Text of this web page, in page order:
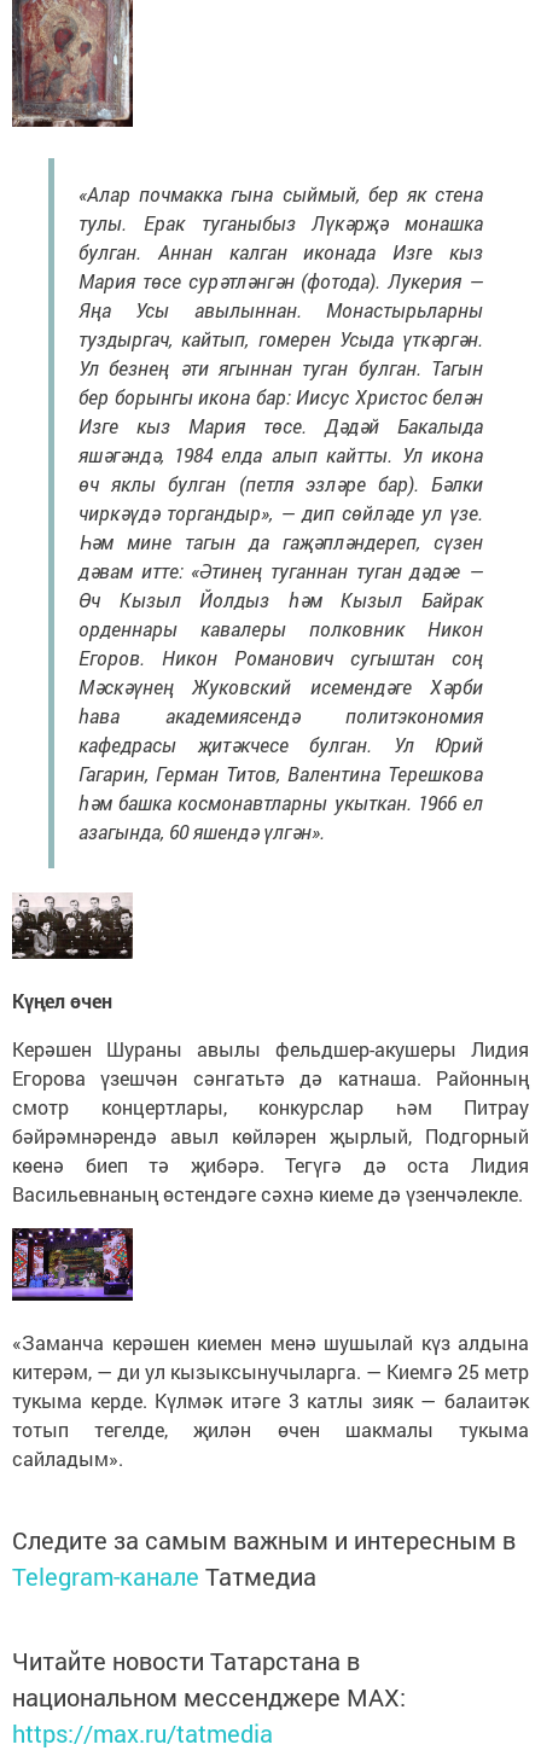
«Алар почмакка гына сыймый, бер як стена
тулы. Ерак туганыбыз Лүкәрҗә монашка
булган. Аннан калган иконада Изге кыз
Мария төсе сурәтләнгән (фотода). Лукерия —
Яңа Усы авылыннан. Монастырьларны
туздыргач, кайтып, гомерен Усыда үткәргән.
Ул безнең әти ягыннан туган булган. Тагын
бер борынгы икона бар: Иисус Христос белән
Изге кыз Мария төсе. Дәдәй Бакалыда
яшәгәндә, 1984 елда алып кайтты. Ул икона
өч яклы булган (петля эзләре бар). Бәлки
чиркәүдә торгандыр», — дип сөйләде ул үзе.
Һәм мине тагын да гаҗәпләндереп, сүзен
дәвам итте: «Әтинең туганнан туган дәдәе —
Өч Кызыл Йолдыз һәм Кызыл Байрак
орденнары кавалеры полковник Никон
Егоров. Никон Романович сугыштан соң
Мәскәүнең Жуковский исемендәге Хәрби
һава академиясендә политэкономия
кафедрасы җитәкчесе булган. Ул Юрий
Гагарин, Герман Титов, Валентина Терешкова
һәм башка космонавтларны укыткан. 1966 ел
азагында, 60 яшендә үлгән».
Күңел өчен
Керәшен Шураны авылы фельдшер-акушеры Лидия
Егорова үзешчән сәнгатьтә дә катнаша. Районның
смотр концертлары, конкурслар һәм Питрау
бәйрәмнәрендә авыл көйләрен җырлый, Подгорный
көенә биеп тә җибәрә. Тегүгә дә оста Лидия
Васильевнаның өстендәге сәхнә киеме дә үзенчәлекле.
«Заманча керәшен киемен менә шушылай күз алдына
китерәм, — ди ул кызыксынучыларга. — Киемгә 25 метр
тукыма керде. Күлмәк итәге 3 катлы зияк — балаитәк
тотып тегелде, җилән өчен шакмалы тукыма
сайладым».
Следите за самым важным и интересным в
Telegram-канале Татмедиа
Читайте новости Татарстана в
национальном мессенджере MАХ:
https://max.ru/tatmedia